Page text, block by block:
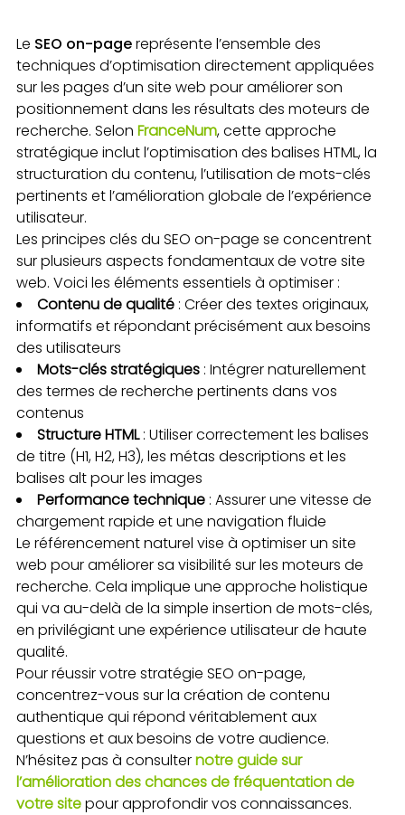
Le SEO on-pagereprésente l’ensemble des
techniques d’optimisation directement appliquées
sur les pages d’un site web pour améliorer son
positionnement dans les résultats des moteurs de
recherche. Selon FranceNum, cette approche
stratégique inclut l’optimisation des balises HTML, la
structuration du contenu, l’utilisation de mots-clés
pertinents et l’amélioration globale de l’expérience
utilisateur.
Les principes clés du SEO on-page se concentrent
sur plusieurs aspects fondamentaux de votre site
web. Voici les éléments essentiels à optimiser :
Contenu de qualité : Créer des textes originaux,
informatifs et répondant précisément aux besoins
des utilisateurs
Mots-clés stratégiques : Intégrer naturellement
des termes de recherche pertinents dans vos
contenus
Structure HTML: Utiliser correctement les balises
de titre (H1, H2, H3), les métas descriptions et les
balises alt pour les images
Performance technique : Assurer une vitesse de
chargement rapide et une navigation fluide
Le référencement naturel vise à optimiser un site
web pour améliorer sa visibilité sur les moteurs de
recherche. Cela implique une approche holistique
qui va au-delà de la simple insertion de mots-clés,
en privilégiant une expérience utilisateur de haute
qualité.
Pour réussir votre stratégie SEO on-page,
concentrez-vous sur la création de contenu
authentique qui répond véritablement aux
questions et aux besoins de votre audience.
N’hésitez pas à consulternotre guide sur
l’amélioration des chances de fréquentation de
votre sitepour approfondir vos connaissances.